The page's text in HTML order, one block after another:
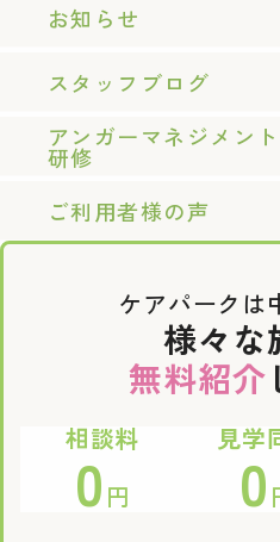
お知らせ
スタッフブログ
アンガーマネジメント
研修
ご利用者様の声
ケアパークは
様々な
無料紹介
相談料
0 円
見学
0